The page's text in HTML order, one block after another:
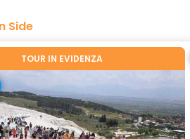
Side
TOUR IN EVIDENZA